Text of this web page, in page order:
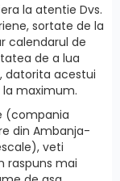
la atentie Dvs.
sortate de la
calendarul de
de a lua
datorita acestui
maximum.
(compania
din Ambanja-
veti
raspuns mai